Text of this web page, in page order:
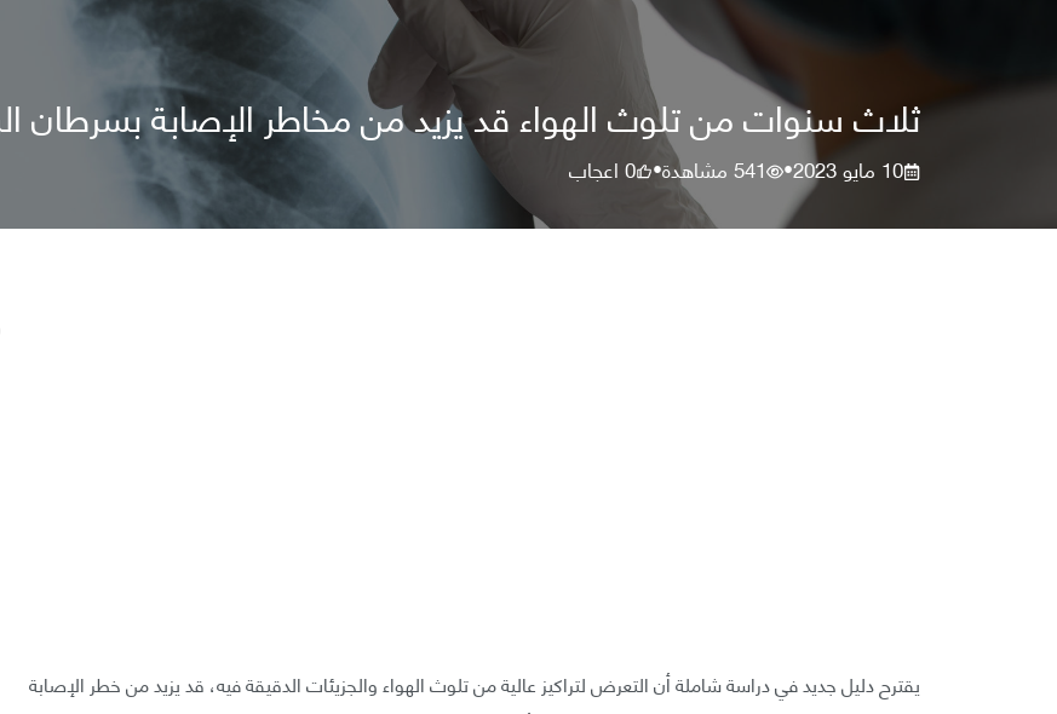
ثلاث سنوات من تلوث الهواء قد يزيد من مخاطر الإصابة بسرطان
10 مايو 2023 •
541مشاهدة•
0اعجاب
يقترح دليل جديد في دراسة شاملة أن التعرض لتراكيز عالية من تلوث الهواء والجزيئات الدقيقة فيه، قد يزيد من خطر الإصابة